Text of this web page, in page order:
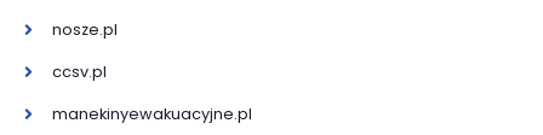
nosze.pl
ccsv.pl
manekinyewakuacyjne.pl